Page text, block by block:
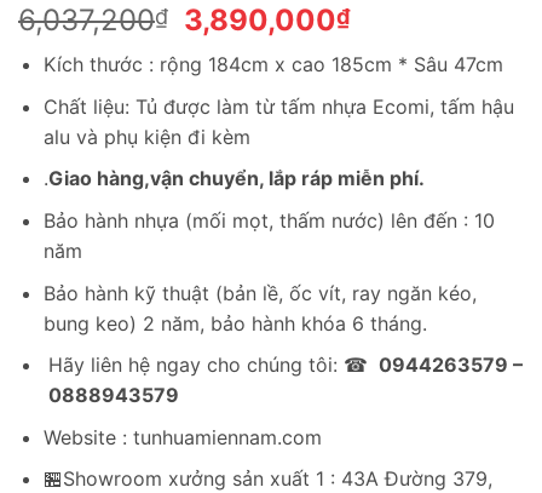
6,037,200₫
Giá
gốc
là:
6,037,200₫.
3,890,000₫Giá
hiện
tại
là:
Kích thước : rộng 184cm x cao 185cm * Sâu 47cm
Chất liệu: Tủ được làm từ tấm nhựa Ecomi, tấm hậu
alu và phụ kiện đi kèm
.Giao hàng,vận chuyển, lắp ráp miễn phí.
Bảo hành nhựa (mối mọt, thấm nước) lên đến : 10
năm
Bảo hành kỹ thuật (bản lề, ốc vít, ray ngăn kéo,
bung keo) 2 năm, bảo hành khóa 6 tháng.
Hãy liên hệ ngay cho chúng tôi: ☎ 0944263579 –
0888943579
Website : tunhuamiennam.com
🏪Showroom xưởng sản xuất 1 : 43A Đường 379,